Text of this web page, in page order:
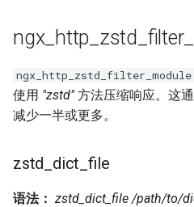
hyperscan
ngx_http_zstd_filter_module
使用 "zstd"方法压缩响应。这
减少一半或更多。
zstd_dict_file
语法： zstd_dict_file /path/to/